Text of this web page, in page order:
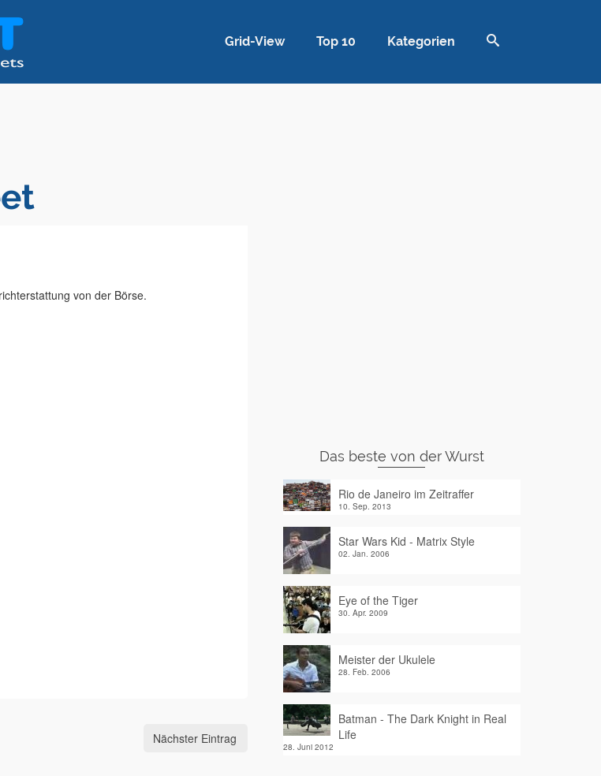
Grid-View Top 10 Kategorien
von der Börse.
Nächster Eintrag
Das beste von der Wurst
Rio de Janeiro im Zeitraffer
10. Sep. 2013
Star Wars Kid - Matrix Style
02. Jan. 2006
Eye of the Tiger
30. Apr. 2009
Meister der Ukulele
28. Feb. 2006
Batman - The Dark Knight in Real
Life
28. Juni 2012